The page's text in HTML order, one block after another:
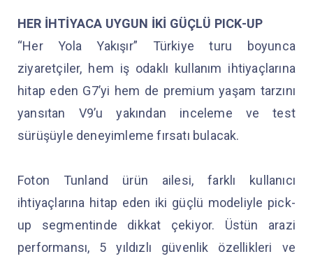
HER İHTİYACA UYGUN İKİ GÜÇLÜ PICK-UP
“Her Yola Yakışır” Türkiye turu boyunca
ziyaretçiler, hem iş odaklı kullanım ihtiyaçlarına
hitap eden G7’yi hem de premium yaşam tarzını
yansıtan V9’u yakından inceleme ve test
sürüşüyle deneyimleme fırsatı bulacak.
Foton Tunland ürün ailesi, farklı kullanıcı
ihtiyaçlarına hitap eden iki güçlü modeliyle pick-
up segmentinde dikkat çekiyor. Üstün arazi
performansı, 5 yıldızlı güvenlik özellikleri ve